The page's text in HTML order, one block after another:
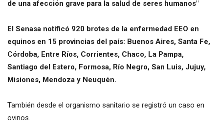
de una afección grave para la salud de seres humanos"
El Senasa notificó 920 brotes de la enfermedad EEO en
equinos en 15 provincias del país: Buenos Aires, Santa Fe,
Córdoba, Entre Ríos, Corrientes, Chaco, La Pampa,
Santiago del Estero, Formosa, Río Negro, San Luis, Jujuy,
Misiones, Mendoza y Neuquén.
También desde el organismo sanitario se registró un caso en
ovinos.